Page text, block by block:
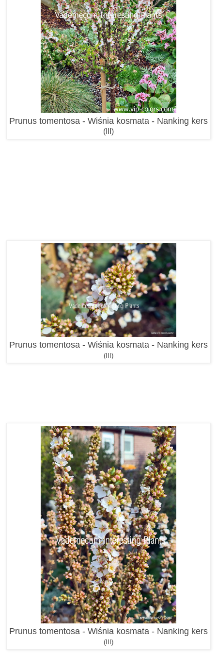
Prunus tomentosa - Wiśnia kosmata - Nanking kers
(III)
Prunus tomentosa - Wiśnia kosmata - Nanking kers
(III)
Prunus tomentosa - Wiśnia kosmata - Nanking kers
(III)